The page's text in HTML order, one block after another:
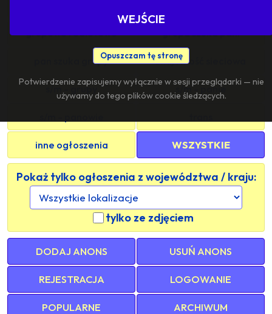
WEJŚCIE
Opuszczam tę stronę
Potwierdzenie zapisujemy wyłącznie w sesji przeglądarki — nie
używamy do tego plików cookie śledzących.
grupowo i odlotowo grupa szuka pani
pan szuka grupy znajomość sieciowa
s/m - grupy s/m - panie
inne ogłoszenia WSZYSTKIE
Pokaż tylko ogłoszenia z województwa / kraju:
tylko ze zdjęciem
DODAJ ANONS USUŃ ANONS
REJESTRACJA LOGOWANIE
POPULARNE ARCHIWUM